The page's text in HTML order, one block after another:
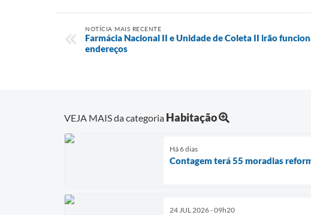
NOTÍCIA MAIS RECENTE
Farmácia Nacional II e Unidade de Coleta II irão
endereços
VEJA MAIS da categoria Habitação
Há 6 dias
Contagem terá 55 moradias
24 JUL 2026 - 09h20